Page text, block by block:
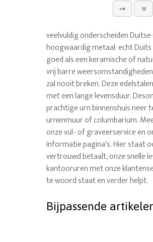
veelvuldig onderscheiden
hoogwaardig metaal: echt
goed als een keramische of
vrij barre
zal nooit breken. Deze
met een lange levensduur.
prachtige urn binnenshuis neer
urnenmuur of columbarium.
onze vul- of graveerservice en
informatie pagina's. Hier staat
vertrouwd betaalt, onze snelle
kantooruren met onze
te woord staat en verder helpt.
Bijpassende